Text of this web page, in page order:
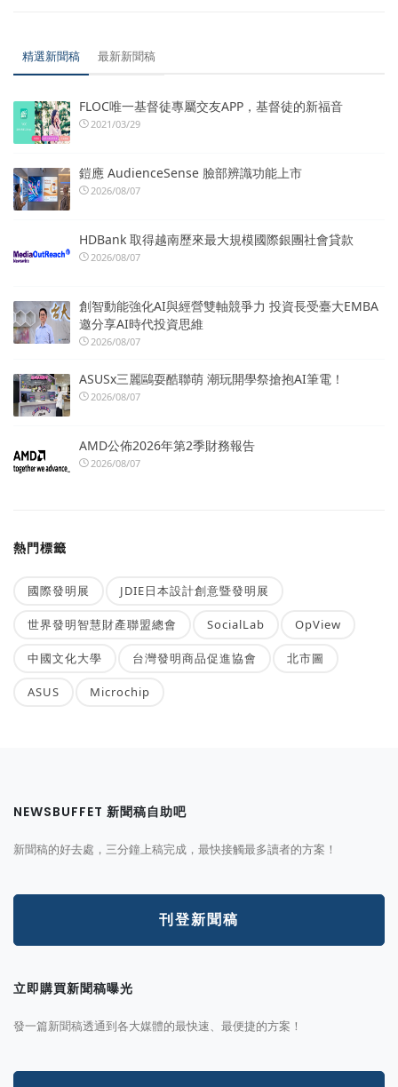
精選新聞稿 最新新聞稿
FLOC唯一基督徒專屬交友APP，基督徒的新福音
2021/03/29
鎧應 AudienceSense 臉部辨識功能上市
2026/08/07
HDBank 取得越南歷來最大規模國際銀團社會貸款
2026/08/07
創智動能強化AI與經營雙軸競爭力 投資長受臺大EMBA
邀分享AI時代投資思維
2026/08/07
ASUSx三麗鷗耍酷聯萌 潮玩開學祭搶抱AI筆電！
2026/08/07
AMD公佈2026年第2季財務報告
2026/08/07
熱門標籤
國際發明展 JDIE日本設計創意暨發明展
世界發明智慧財產聯盟總會 SocialLab OpView
中國文化大學 台灣發明商品促進協會 北市圖
ASUS Microchip
NEWSBUFFET 新聞稿自助吧
新聞稿的好去處，三分鐘上稿完成，最快接觸最多讀者的方案！
刊登新聞稿
立即購買新聞稿曝光
發一篇新聞稿透通到各大媒體的最快速、最便捷的方案！